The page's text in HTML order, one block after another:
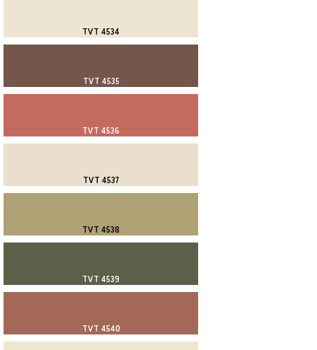
TVT 4534
TVT 4535
TVT 4536
TVT 4537
TVT 4538
TVT 4539
TVT 4540